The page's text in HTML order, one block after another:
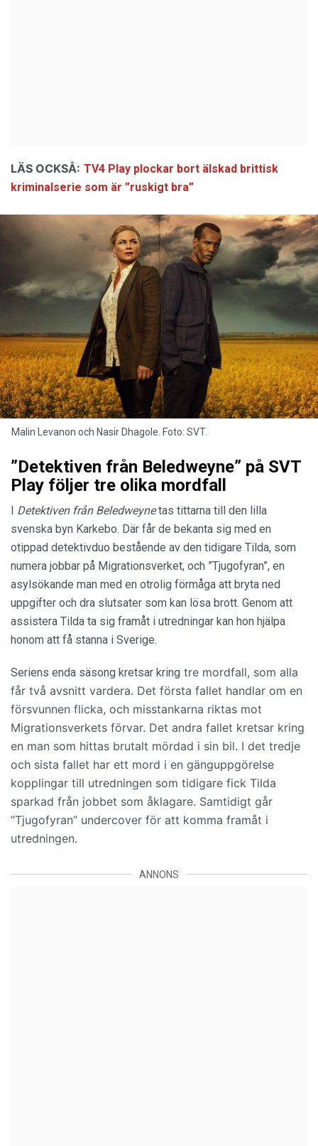
LÄS OCKSÅ: TV4 Play plockar bort älskad brittisk
kriminalserie som är ”ruskigt bra”
Malin Levanon och Nasir Dhagole. Foto: SVT.
”Detektiven från Beledweyne” på SVT
Play följer tre olika mordfall
I Detektiven från Beledweynetas tittarna till den lilla
svenska byn Karkebo. Där får de bekanta sig med en
otippad detektivduo bestående av den tidigare Tilda, som
numera jobbar på Migrationsverket, och ”Tjugofyran”, en
asylsökande man med en otrolig förmåga att bryta ned
uppgifter och dra slutsater som kan lösa brott. Genom att
assistera Tilda ta sig framåt i utredningar kan hon hjälpa
honom att få stanna i Sverige.
Seriens enda säsong kretsar kring tre mordfall, som alla
får två avsnitt vardera. Det första fallet handlar om en
försvunnen flicka, och misstankarna riktas mot
Migrationsverkets förvar. Det andra fallet kretsar kring
en man som hittas brutalt mördad i sin bil. I det tredje
och sista fallet har ett mord i en gänguppgörelse
kopplingar till utredningen som tidigare fick Tilda
sparkad från jobbet som åklagare. Samtidigt går
”Tjugofyran” undercover för att komma framåt i
utredningen.
ANNONS